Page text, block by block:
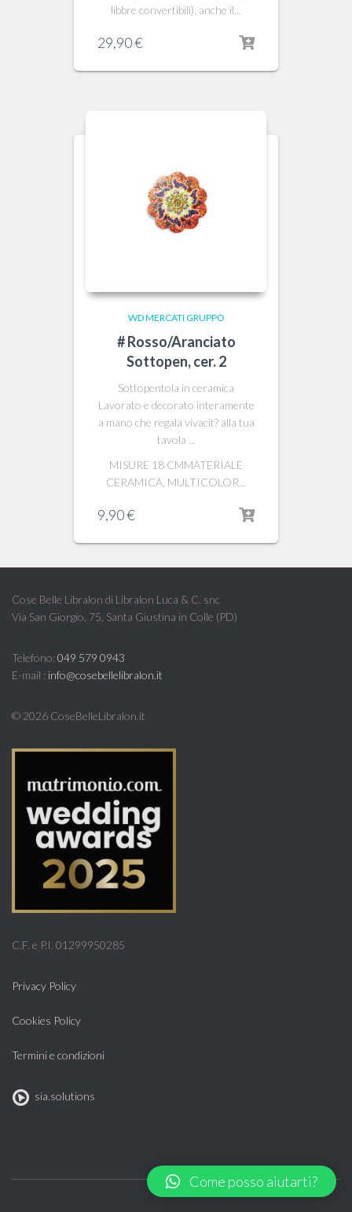
libbre convertibili), anche il...
29,90€
WD MERCATI GRUPPO
# Rosso/Aranciato
Sottopen, cer. 2
Sottopentola in ceramica
Lavorato e decorato interamente
a mano che regala vivacit? alla tua
tavola ...
MISURE 18 CMMATERIALE
CERAMICA, MULTICOLOR...
9,90€
Cose Belle Libralon di Libralon Luca & C. snc
Via San Giorgio, 75, Santa Giustina in Colle (PD)
Telefono: 049 579 0943
E-mail : info@cosebellelibralon.it
© 2026 CoseBelleLibralon.it
C.F. e P.I. 01299950285
Privacy Policy
Cookies Policy
Termini e condizioni
sia.solutions
Come posso aiutarti?